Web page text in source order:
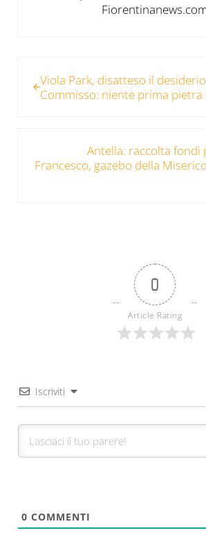
Viola Park, disatteso il
Commisso: niente prima pietra
Antella: raccolta fondi
Francesco, gazebo della
0
Article Rating
Iscriviti
0 COMMENTI